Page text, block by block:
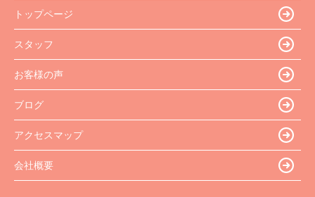
トップページ
スタッフ
お客様の声
ブログ
アクセスマップ
会社概要